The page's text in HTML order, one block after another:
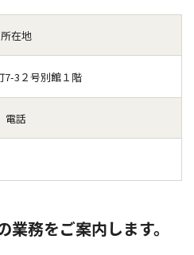
所在地
3２号別館１階
電話
務をご案内します。